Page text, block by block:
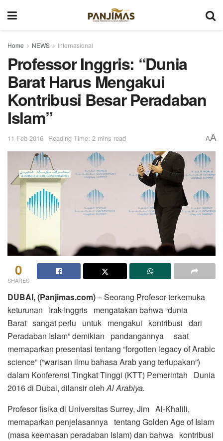
Home NEWS Internasional
Professor Inggris: “Dunia
Barat Harus Mengakui
Kontribusi Besar Peradaban
Islam”
11 Feb 2016 Reading Time: 2 mins read AA
0
SHARES
DUBAI, (Panjimas.com)– Seorang Profesor terkemuka
keturunan Irak-Inggris mengatakan bahwa “dunia
Barat sangat perlu untuk mengakui kontribusi dari
Peradaban Islam” demikian pandangannya saat
memaparkan presentasi tentang “forgotten legacy of Arabic
science” (“warisan ilmu bahasa Arab yang terlupakan”)
dalam Konferensi Tingkat Tinggi (KTT) Pemerintah Dunia
2016 di Dubai, dilansir olehAl Arabiya.
Profesor fisika di Universitas Surrey, Jim Al-Khalili,
memaparkan penjelasannya tentang Golden Age of Islam
(masa keemasan peradaban Islam) dan bahwa kontribusi